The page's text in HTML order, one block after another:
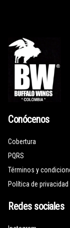
Conócenos
Cobertura
PQRS
Términos y
Política de privacidad
Redes sociales